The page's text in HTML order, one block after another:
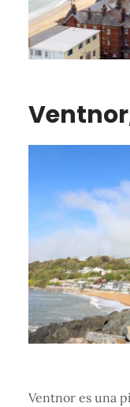
Ventnor es una